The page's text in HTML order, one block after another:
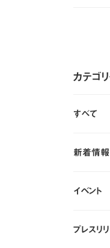
カテゴ
すべて
すべて
新着情報
新着情報
イベント
イベント
プレスリ
プレスリ